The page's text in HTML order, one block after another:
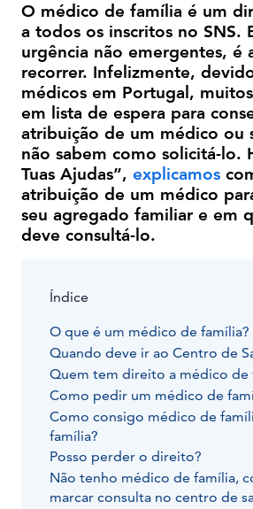
O médico de família é um
a todos os inscritos no SNS.
urgência não emergentes, é
recorrer. Infelizmente,
médicos em Portugal,
em lista de espera para
atribuição de um médico ou
não sabem como solicitá-lo.
Tuas Ajudas”, explicamos
atribuição de um médico
seu agregado familiar e em
deve consultá-lo.
Índice
O que é um médico de família?
Quando deve ir ao Centro de
Quem tem direito a médico de
Como pedir um médico de
Como consigo médico de
família?
Posso perder o direito?
Não tenho médico de família,
marcar consulta no centro de